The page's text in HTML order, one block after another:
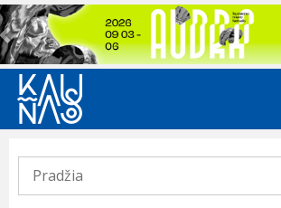
Previous
Pradžia